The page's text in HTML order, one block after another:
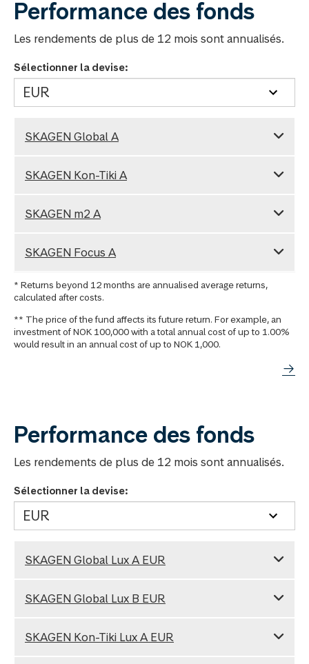
Performance des fonds
Les rendements de plus de 12 mois sont annualisés.
Sélectionner la devise:
SKAGEN Global A
SKAGEN Kon-Tiki A
SKAGEN m2 A
SKAGEN Focus A
* Returns beyond 12 months are annualised average returns,
calculated after costs.
** The price of the fund affects its future return. For example, an
investment of NOK 100,000 with a total annual cost of up to 1.00%
would result in an annual cost of up to NOK 1,000.
Performance des fonds
Les rendements de plus de 12 mois sont annualisés.
Sélectionner la devise:
SKAGEN Global Lux A EUR
SKAGEN Global Lux B EUR
SKAGEN Kon-Tiki Lux A EUR